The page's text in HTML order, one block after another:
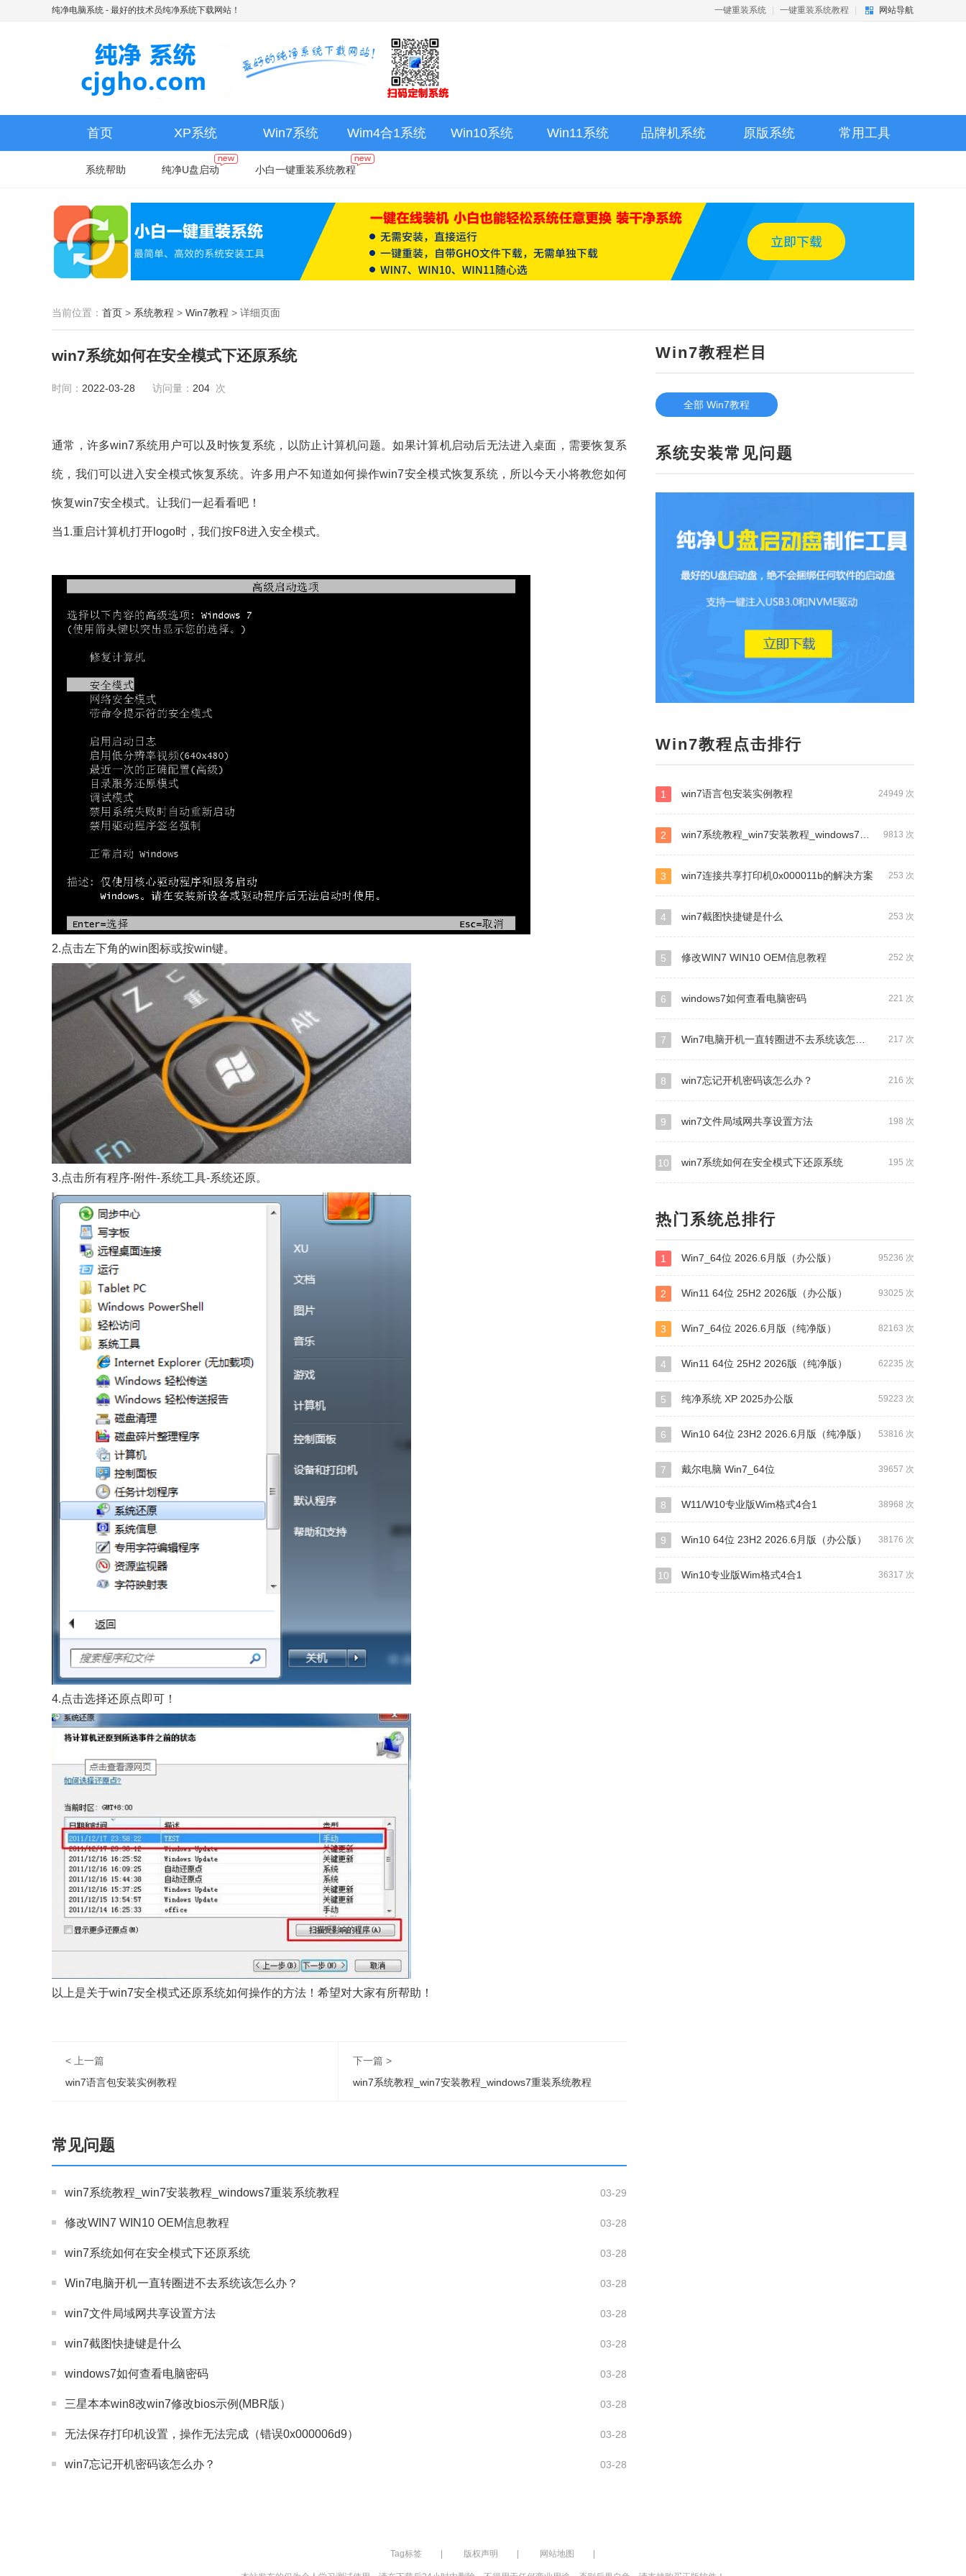
纯净电脑系统 - 最好的技术员纯净系统下载网站！ 一键重装系统 一键重装系统教程 网站导航
首页 XP系统 Win7系统 Wim4合1系统 Win10系统 Win11系统 品牌机系统 原版系统 常用工具
系统帮助 纯净U盘启动 小白一键重装系统教程
当前位置： 首页 > 系统教程 > Win7教程 > 详细页面
win7系统如何在安全模式下还原系统
时间： 2022-03-28 访问量： 204 次
通常，许多win7系统用户可以及时恢复系统，以防止计算机问题。如果计算机启动后无法进入桌面，需要恢复系
统，我们可以进入安全模式恢复系统。许多用户不知道如何操作win7安全模式恢复系统，所以今天小将教您如何
恢复win7安全模式。让我们一起看看吧！
当1.重启计算机打开logo时，我们按F8进入安全模式。
2.点击左下角的win图标或按win键。
3.点击所有程序-附件-系统工具-系统还原。
4.点击选择还原点即可！
以上是关于win7安全模式还原系统如何操作的方法！希望对大家有所帮助！
< 上一篇
win7语言包安装实例教程
下一篇 >
win7系统教程_win7安装教程_windows7重装系统教程
常见问题
03-29
win7系统教程_win7安装教程_windows7重装系统教程
03-28
修改WIN7 WIN10 OEM信息教程
03-28
win7系统如何在安全模式下还原系统
03-28
Win7电脑开机一直转圈进不去系统该怎么办？
03-28
win7文件局域网共享设置方法
03-28
win7截图快捷键是什么
03-28
windows7如何查看电脑密码
03-28
三星本本win8改win7修改bios示例(MBR版）
03-28
无法保存打印机设置，操作无法完成（错误0x000006d9）
03-28
win7忘记开机密码该怎么办？
Win7教程栏目
全部 Win7教程
系统安装常见问题
Win7教程点击排行
24949 次
1 win7语言包安装实例教程
9813 次
2 win7系统教程_win7安装教程_windows7重装系统教程
253 次
3 win7连接共享打印机0x000011b的解决方案
253 次
4 win7截图快捷键是什么
252 次
5 修改WIN7 WIN10 OEM信息教程
221 次
6 windows7如何查看电脑密码
217 次
7 Win7电脑开机一直转圈进不去系统该怎么办？
216 次
8 win7忘记开机密码该怎么办？
198 次
9 win7文件局域网共享设置方法
195 次
10 win7系统如何在安全模式下还原系统
热门系统总排行
95236 次
1 Win7_64位 2026.6月版（办公版）
93025 次
2 Win11 64位 25H2 2026版（办公版）
82163 次
3 Win7_64位 2026.6月版（纯净版）
62235 次
4 Win11 64位 25H2 2026版（纯净版）
59223 次
5 纯净系统 XP 2025办公版
53816 次
6 Win10 64位 23H2 2026.6月版（纯净版）
39657 次
7 戴尔电脑 Win7_64位
38968 次
8 W11/W10专业版Wim格式4合1
38176 次
9 Win10 64位 23H2 2026.6月版（办公版）
36317 次
10 Win10专业版Wim格式4合1
Tag标签 版权声明 网站地图